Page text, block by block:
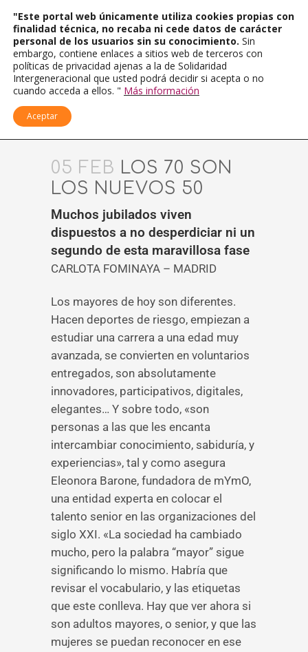
05 FEB LOS 70 SON
LOS NUEVOS 50
Muchos jubilados viven
dispuestos a no desperdiciar ni un
segundo de esta maravillosa fase
CARLOTA FOMINAYA – MADRID
Los mayores de hoy son diferentes.
Hacen deportes de riesgo, empiezan a
estudiar una carrera a una edad muy
avanzada, se convierten en voluntarios
entregados, son absolutamente
innovadores, participativos, digitales,
elegantes… Y sobre todo, «son
personas a las que les encanta
intercambiar conocimiento, sabiduría, y
experiencias», tal y como asegura
Eleonora Barone, fundadora de mYmO,
una entidad experta en colocar el
talento senior en las organizaciones del
siglo XXI. «La sociedad ha cambiado
mucho, pero la palabra “mayor” sigue
significando lo mismo. Habría que
revisar el vocabulario, y las etiquetas
que este conlleva. Hay que ver ahora si
son adultos mayores, o senior, y que las
mujeres se puedan reconocer en ese
"Este portal web únicamente utiliza cookies propias con
finalidad técnica, no recaba ni cede datos de carácter
personal de los usuarios sin su conocimiento. Sin
embargo, contiene enlaces a sitios web de terceros con
políticas de privacidad ajenas a la de Solidaridad
Intergeneracional que usted podrá decidir si acepta o no
cuando acceda a ellos. " Más información
Aceptar